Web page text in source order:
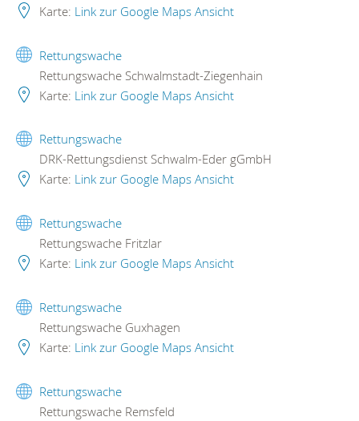
Karte: Link zur Google Maps Ansicht
Rettungswache
Rettungswache Schwalmstadt-Ziegenhain
Karte: Link zur Google Maps Ansicht
Rettungswache
DRK-Rettungsdienst Schwalm-Eder gGmbH
Karte: Link zur Google Maps Ansicht
Rettungswache
Rettungswache Fritzlar
Karte: Link zur Google Maps Ansicht
Rettungswache
Rettungswache Guxhagen
Karte: Link zur Google Maps Ansicht
Rettungswache
Rettungswache Remsfeld